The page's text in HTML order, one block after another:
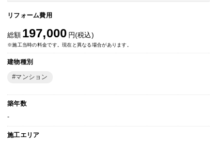
リフォーム費用
総額 197,000 円(税込)
※施工当時の料金です。現在と異なる場合があります。
建物種別
マンション
築年数
-
施工エリア